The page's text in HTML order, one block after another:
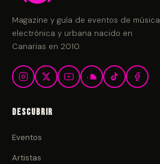
Magazine y guía de eventos de música
electrónica y urbana nacido en
Canarias en 2010.
Descubrir
Eventos
Artistas